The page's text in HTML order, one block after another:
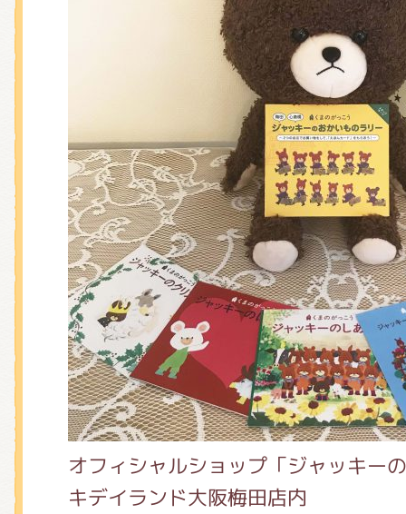
オフィシャルショップ「ジャッキー
キデイランド大阪梅田店内